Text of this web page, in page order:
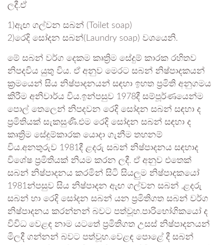
ලදී.ඒ
1)ඇඟ ගල්වන සබන් (Toilet soap)
2)රෙදි සෝදන සබන්(Laundry soap) වශයෙනි.
මේ සබන් වර්ග දෙකම කෘත්‍රිම සේදුම් කාරක රහිතව
නිපදවිය යුතු විය. ඒ අනුව මෙරට සබන් නිෂ්පාදකයන්
ක්‍රමයෙන් සිය නිෂ්පාදනයන් සඳහා ඉහත ප්‍රමිති අනුගමය
කිරීම අනිවාර්ය විය.ඉන්පසුව 1978දී සම්පූර්ණයෙන්ම
පොල් තෙලෙන් නිපදවන රෙදි සෝදන සබන් සඳහා ද
ප්‍රමිතියක් සැකසුණි.එම රෙදි සෝදන සබන් සඳහා ද
කෘත්‍රිම සේදුම්කාරක යොදා ගැනීම තහනම්
විය.අනතුරුව 1981දී ළදරු සබන් නිෂ්පාදනය සඳහාද
විශේෂ ප්‍රමිතියක් නියම කරන ලදී. ඒ අනුව එතෙක්
සබන් නිෂ්පාදනය කරමින් සිටි සියලුම නිෂ්පාදකයෝ
1981න්පසුව සිය නිෂ්පාදන ඇඟ ගල්වන සබන් ,ළදරු
සබන් හා රෙදි සෝදන සබන් යන ප්‍රමිතිගත සබන් වර්ග
නිෂ්පාදනය කරන්නන් බවට පත්වූහ.පාරිභෝගිකයෝ ද
විවිධ වෙළඳ නාම යටතේ ප්‍රමිතිගත උසස් නිෂ්පාදනයන්
මිලදී ගන්නන් බවට පත්වූහ.වෙළඳ පොළේ දී සබන්